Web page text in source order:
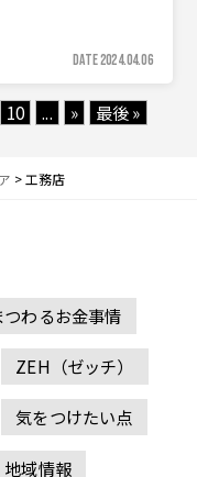
DATE 2024.04.06
10 ... » 最後 »
> 工務店
わるお金事情
ZEH（ゼッチ）
気をつけたい点
域情報